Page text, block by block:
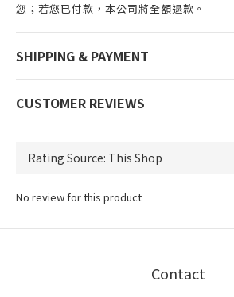
您；若您已付款，本公司將全額退款。
SHIPPING & PAYMENT
CUSTOMER REVIEWS
No review for this product
Contact